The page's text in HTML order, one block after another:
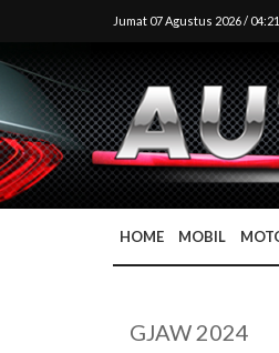
Jumat 07 Agustus 2026 / 04:21
HOME MOBIL
GJAW 2024